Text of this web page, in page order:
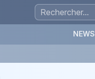
NEWS